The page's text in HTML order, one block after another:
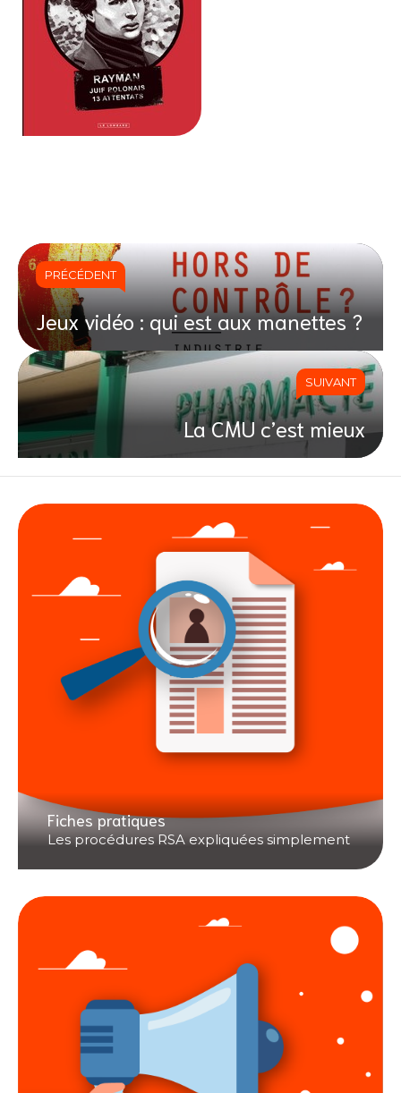
PRÉCÉDENT
Jeux vidéo : qui est aux manettes ?
SUIVANT
La CMU c’est mieux
Fiches pratiques
Les procédures RSA expliquées simplement